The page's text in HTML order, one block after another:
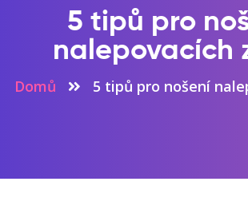
5 tipů pro
nalepovacích
Domů 5 tipů pro nošení